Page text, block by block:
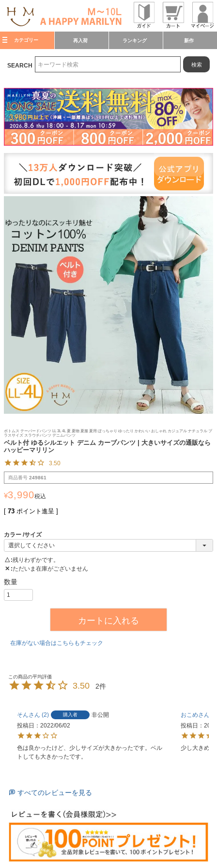
カテゴリー 再入荷 ランキング 新作
SEARCH 検索
ボトムス テーパードパンツ LL 3L 4L 夏 夏物 夏服 夏用 ぽっちゃり ゆったり かわいい おしゃれ カジュアル ナチュラル プ
ラスサイズ スラウチパンツ デニムパンツ
ベルト付 ゆるシルエット デニム カーブパンツ | 大きいサイズの通販なら
ハッピーマリリン
3.50
商品番号 249861
¥3,990税込
[ 73 ポイント進呈 ]
カラー サイズ
△ 残りわずかです。
✕ ただいま在庫がございません
カートに入れる
在庫がない場合はこちらもチェック
3.50 2
そん 2 購入者
非公開
投稿日
2022/06/02
色は良かったけど、少しサイズが大きかったです。ベル
トしても大きかったです。
おこめ
投稿日
少し大きめ
すべてのレビューを見る